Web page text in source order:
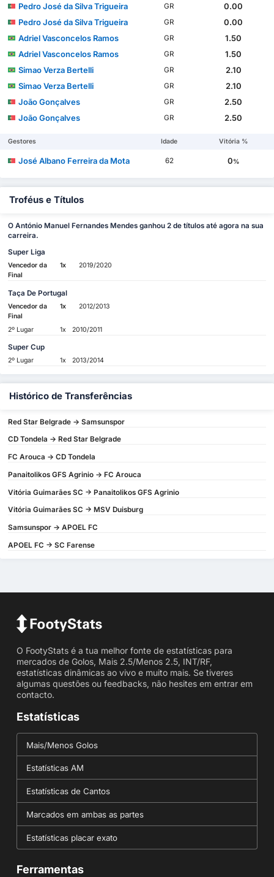
Pedro José da Silva Trigueira GR
0.00
Pedro José da Silva Trigueira
GR
0.00
Adriel Vasconcelos Ramos
GR
1.50
Adriel Vasconcelos Ramos
GR
1.50
Simao Verza Bertelli
GR
2.10
Simao Verza Bertelli
GR
2.10
João Gonçalves
GR
2.50
João Gonçalves
GR 2.50
Gestores Idade Vitória %
José Albano Ferreira da Mota 62 0%
Troféus e Títulos
O António Manuel Fernandes Mendes ganhou 2 de títulos até agora na sua
carreira.
Super Liga
Vencedor da
Final
1x 2019/2020
Taça De Portugal
Vencedor da
Final
1x 2012/2013
2º Lugar 1x 2010/2011
Super Cup
2º Lugar 1x 2013/2014
Histórico de Transferências
Red Star Belgrade -> Samsunspor
CD Tondela -> Red Star Belgrade
FC Arouca -> CD Tondela
Panaitolikos GFS Agrinio -> FC Arouca
Vitória Guimarães SC -> Panaitolikos GFS Agrinio
Vitória Guimarães SC -> MSV Duisburg
Samsunspor -> APOEL FC
APOEL FC -> SC Farense
O FootyStats é a tua melhor fonte de estatísticas para
mercados de Golos, Mais 2.5/Menos 2.5, INT/RF,
estatísticas dinâmicas ao vivo e muito mais. Se tiveres
algumas questões ou feedbacks, não hesites em entrar em
contacto.
Estatísticas
Mais/Menos Golos
Estatísticas AM
Estatísticas de Cantos
Marcados em ambas as partes
Estatísticas placar exato
Ferramentas